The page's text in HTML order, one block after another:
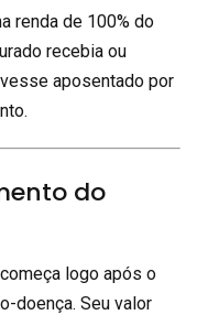
renda de 100% do
recebia ou
aposentado por
do
logo após o
doença. Seu valor